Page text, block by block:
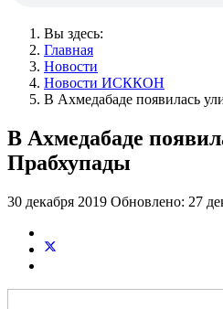
Вы здесь:
Главная
Новости
Новости ИСККОН
В Ахмедабаде появилась
В Ахмедабаде
Прабхупады
30 декабря 2019 Обновлено: 27